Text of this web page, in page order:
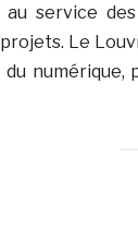
service
Le